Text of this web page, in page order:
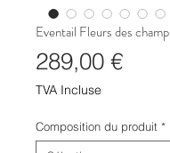
Eventail Fleurs des
289,00 €Prix
TVA Incluse
Composition du produit *